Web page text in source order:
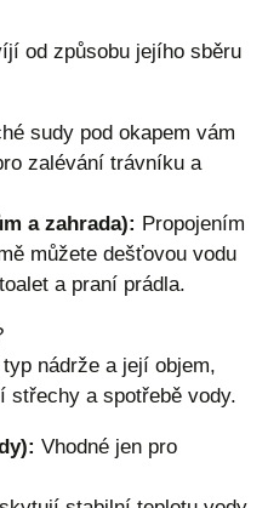
od způsobu jejího sběru
sudy pod okapem vám
zalévání trávníku a
a zahrada): Propojením
můžete dešťovou vodu
a praní prádla.
nádrže a její objem,
střechy a spotřebě vody.
Vhodné jen pro